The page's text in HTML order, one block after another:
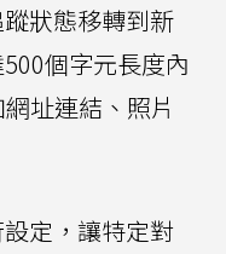
狀態移轉到新
個字元長度內
址連結、照片
定，讓特定對